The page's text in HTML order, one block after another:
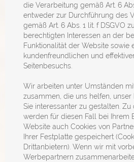
die Verarbeitung gemäß Art. 6
entweder zur Durchführung des
gemäß Art. 6 Abs. 1 lit. f DSGVO
berechtigten Interessen an der
Funktionalität der Website sowie
kundenfreundlichen und
Seitenbesuchs.
Wir arbeiten unter Umständen
zusammen, die uns helfen,
Sie interessanter zu gestalten.
werden für diesen Fall bei Ihrem
Website auch Cookies von
Ihrer Festplatte gespeichert
Drittanbietern). Wenn wir mit
Werbepartnern